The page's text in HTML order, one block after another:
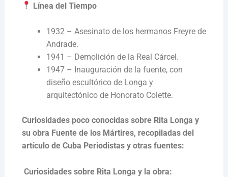
Línea del Tiempo
1932 – Asesinato de los hermanos Freyre de
Andrade.
1941 – Demolición de la Real Cárcel.
1947 – Inauguración de la fuente, con
diseño escultórico de Longa y
arquitectónico de Honorato Colette.
Curiosidades poco conocidas sobre Rita Longa y
su obra Fuente de los Mártires, recopiladas del
artículo de Cuba Periodistas y otras fuentes:
Curiosidades sobre Rita Longa y la obra: